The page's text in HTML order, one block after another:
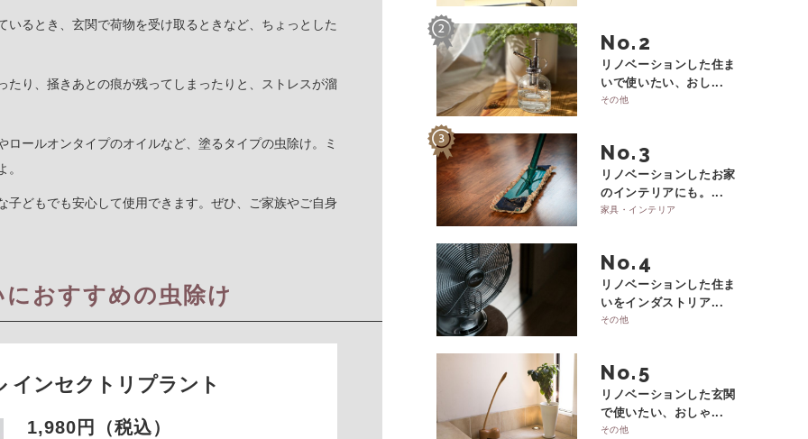
るとき、玄関で荷物を受け取るときなど、ちょっとした
り、掻きあとの痕が残ってしまったりと、ストレスが溜
ールオンタイプのオイルなど、塗るタイプの虫除け。ミ
どもでも安心して使用できます。ぜひ、ご家族やご自身
おすすめの虫除け
インセクトリプラント
1,980円（税込）
No.
リノベーションした住ま
いで使いたい、おし...
その他
No.
リノベーションしたお家
のインテリアにも。...
家具・インテリア
No.
リノベーションした住ま
いをインダストリア...
その他
No.
リノベーションした玄関
で使いたい、おしゃ...
その他